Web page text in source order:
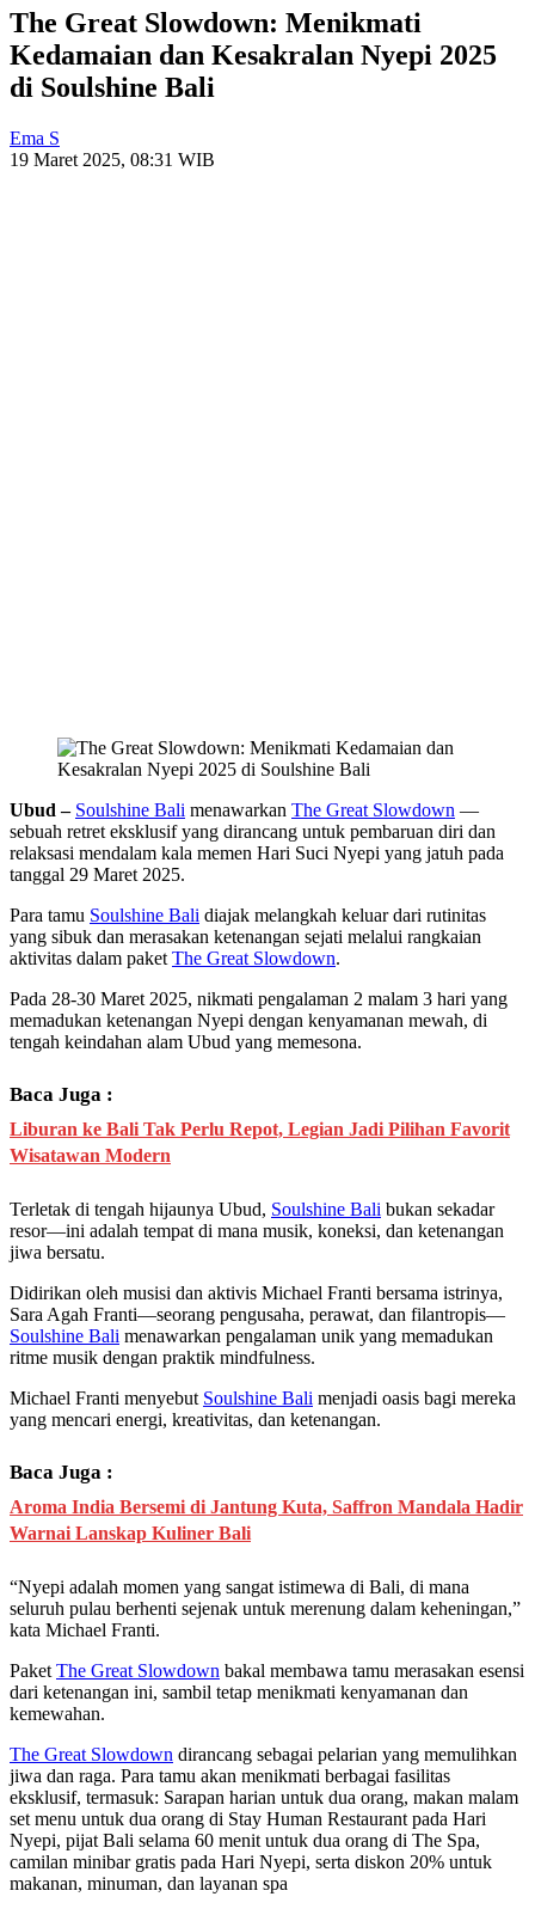
The Great Slowdown: Menikmati
Kedamaian dan Kesakralan Nyepi 2025
di Soulshine Bali
Ema S
19 Maret 2025, 08:31 WIB
Ubud – Soulshine Bali menawarkan The Great Slowdown —
sebuah retret eksklusif yang dirancang untuk pembaruan diri dan
relaksasi mendalam kala memen Hari Suci Nyepi yang jatuh pada
tanggal 29 Maret 2025.
Para tamu Soulshine Bali diajak melangkah keluar dari rutinitas
yang sibuk dan merasakan ketenangan sejati melalui rangkaian
aktivitas dalam paket The Great Slowdown.
Pada 28-30 Maret 2025, nikmati pengalaman 2 malam 3 hari yang
memadukan ketenangan Nyepi dengan kenyamanan mewah, di
tengah keindahan alam Ubud yang memesona.
Baca Juga :
Liburan ke Bali Tak Perlu Repot, Legian Jadi Pilihan Favorit
Wisatawan Modern
Terletak di tengah hijaunya Ubud, Soulshine Bali bukan sekadar
resor—ini adalah tempat di mana musik, koneksi, dan ketenangan
jiwa bersatu.
Didirikan oleh musisi dan aktivis Michael Franti bersama istrinya,
Sara Agah Franti—seorang pengusaha, perawat, dan filantropis—
Soulshine Bali menawarkan pengalaman unik yang memadukan
ritme musik dengan praktik mindfulness.
Michael Franti menyebut Soulshine Bali menjadi oasis bagi mereka
yang mencari energi, kreativitas, dan ketenangan.
Baca Juga :
Aroma India Bersemi di Jantung Kuta, Saffron Mandala Hadir
Warnai Lanskap Kuliner Bali
“Nyepi adalah momen yang sangat istimewa di Bali, di mana
seluruh pulau berhenti sejenak untuk merenung dalam keheningan,”
kata Michael Franti.
Paket The Great Slowdown bakal membawa tamu merasakan esensi
dari ketenangan ini, sambil tetap menikmati kenyamanan dan
kemewahan.
The Great Slowdown dirancang sebagai pelarian yang memulihkan
jiwa dan raga. Para tamu akan menikmati berbagai fasilitas
eksklusif, termasuk: Sarapan harian untuk dua orang, makan malam
set menu untuk dua orang di Stay Human Restaurant pada Hari
Nyepi, pijat Bali selama 60 menit untuk dua orang di The Spa,
camilan minibar gratis pada Hari Nyepi, serta diskon 20% untuk
makanan, minuman, dan layanan spa